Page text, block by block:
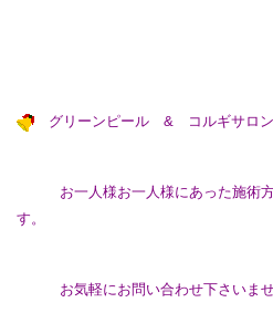
グリーンピール & コルギサロ
お一人様お一人様にあった施術方
す。
お気軽にお問い合わせ下さい